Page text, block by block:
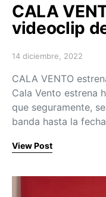
CALA
videoclip
Posted on
14 diciembre, 2022
CALA VENTO
Cala Vento estrena
que seguramente,
banda hasta la
View Post